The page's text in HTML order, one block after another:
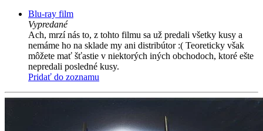
Blu-ray film
Vypredané
Ach, mrzí nás to, z tohto filmu sa už predali všetky kusy a
nemáme ho na sklade my ani distribútor :( Teoreticky však
môžete mať šťastie v niektorých iných obchodoch, ktoré ešte
nepredali posledné kusy.
Pridať do zoznamu